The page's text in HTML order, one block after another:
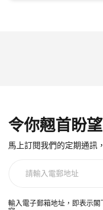
令你翹首盼
馬上訂閱我們的定期通訊
電
輸入電子郵箱地址，即表示閣